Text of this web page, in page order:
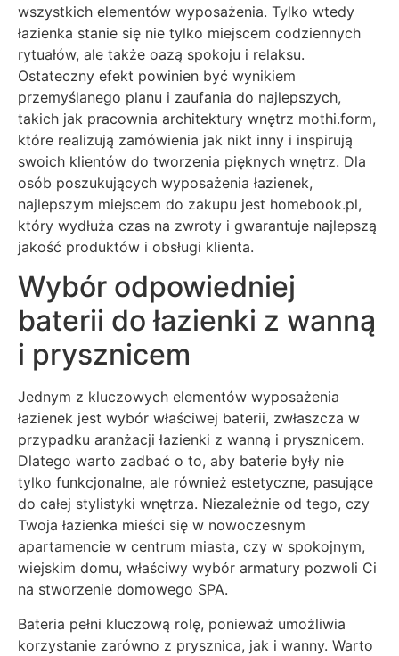
wszystkich elementów wyposażenia. Tylko wtedy
łazienka stanie się nie tylko miejscem codziennych
rytuałów, ale także oazą spokoju i relaksu.
Ostateczny efekt powinien być wynikiem
przemyślanego planu i zaufania do najlepszych,
takich jak pracownia architektury wnętrz mothi.form,
które realizują zamówienia jak nikt inny i inspirują
swoich klientów do tworzenia pięknych wnętrz. Dla
osób poszukujących wyposażenia łazienek,
najlepszym miejscem do zakupu jest homebook.pl,
który wydłuża czas na zwroty i gwarantuje najlepszą
jakość produktów i obsługi klienta.
Wybór odpowiedniej
baterii do łazienki z wanną
i prysznicem
Jednym z kluczowych elementów wyposażenia
łazienek jest wybór właściwej baterii, zwłaszcza w
przypadku aranżacji łazienki z wanną i prysznicem.
Dlatego warto zadbać o to, aby baterie były nie
tylko funkcjonalne, ale również estetyczne, pasujące
do całej stylistyki wnętrza. Niezależnie od tego, czy
Twoja łazienka mieści się w nowoczesnym
apartamencie w centrum miasta, czy w spokojnym,
wiejskim domu, właściwy wybór armatury pozwoli Ci
na stworzenie domowego SPA.
Bateria pełni kluczową rolę, ponieważ umożliwia
korzystanie zarówno z prysznica, jak i wanny. Warto